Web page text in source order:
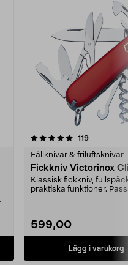
119
Fällknivar & friluftsknivar
Fickkniv Victorinox
Klassisk fickkniv,
praktiska funktioner.
599,00
Lägg i varukorg
4.5 av 5 stjärnor